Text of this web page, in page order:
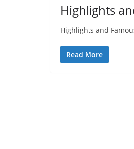
Highlights
Highlights and
Read More